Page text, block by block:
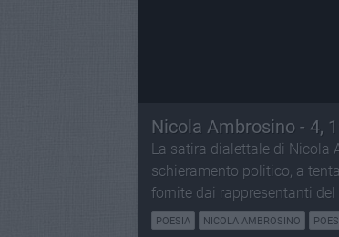
Nicola Ambrosino - 4,
La satira dialettale di Nicola
schieramento politico, a
fornite dai rappresentanti del
POESIA NICOLA AMBROSINO